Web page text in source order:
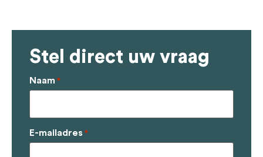
Stel direct uw vraag
Naam *
E-mailadres *